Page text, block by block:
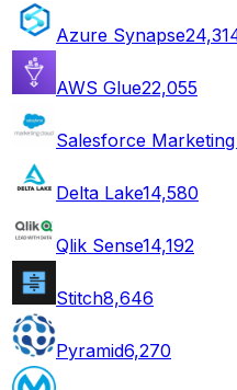
Azure Synapse
AWS Glue22,055
Salesforce
Delta Lake14,580
Qlik Sense14,192
Stitch8,646
Pyramid6,270